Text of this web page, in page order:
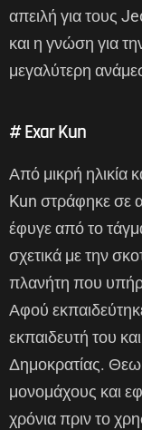
απειλή για τους
και η γνώση για
μεγαλύτερη
# Exar Kun
Από μικρή ηλικία
Kun στράφηκε σε
έφυγε από το
σχετικά με την
πλανήτη που
Αφού
εκπαιδευτή του
Δημοκρατίας.
μονομάχους και
χρόνια πριν το